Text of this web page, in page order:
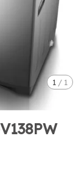
1 / 1